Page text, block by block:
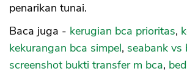
penarikan tunai.
Baca juga - kerugian bca prioritas,
kekurangan bca simpel, seabank vs
screenshot bukti transfer m bca,